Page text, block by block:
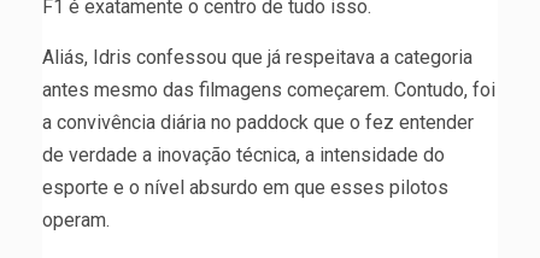
F1 é exatamente o centro de tudo isso.
Aliás, Idris confessou que já respeitava a categoria
antes mesmo das filmagens começarem. Contudo, foi
a convivência diária no paddock que o fez entender
de verdade a inovação técnica, a intensidade do
esporte e o nível absurdo em que esses pilotos
operam.